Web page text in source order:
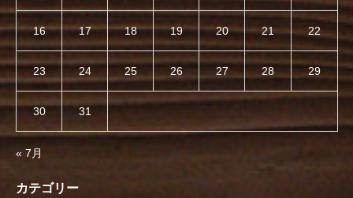
16 17 18 19 20 21 22
23 24 25 26 27 28 29
30 31
« 7月
カテゴリー